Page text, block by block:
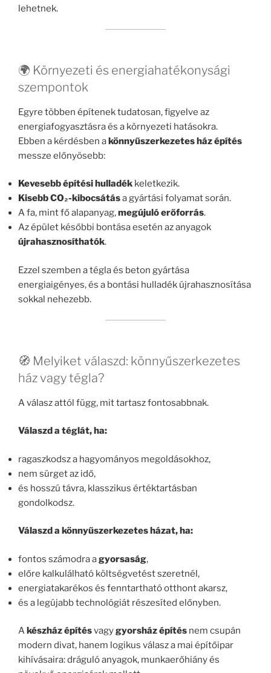
lehetnek.
🌍 Környezeti és energiahatékonysági
szempontok
Egyre többen építenek tudatosan, figyelve az
energiafogyasztásra és a környezeti hatásokra.
Ebben a kérdésben akönnyűszerkezetes ház építés
messze előnyösebb:
Kevesebb építési hulladék keletkezik.
Kisebb CO₂-kibocsátása gyártási folyamat során.
A fa, mint fő alapanyag,megújuló erőforrás.
Az épület későbbi bontása esetén az anyagok
újrahasznosíthatók.
Ezzel szemben a tégla és beton gyártása
energiaigényes, és a bontási hulladék újrahasznosítása
sokkal nehezebb.
🧭 Melyiket válaszd: könnyűszerkezetes
ház vagy tégla?
A válasz attól függ, mit tartasz fontosabbnak.
Válaszd a téglát, ha:
ragaszkodsz a hagyományos megoldásokhoz,
nem sürget az idő,
és hosszú távra, klasszikus értéktartásban
gondolkodsz.
Válaszd a könnyűszerkezetes házat, ha:
fontos számodra agyorsaság,
előre kalkulálható költségvetést szeretnél,
energiatakarékos és fenntartható otthont akarsz,
és a legújabb technológiát részesíted előnyben.
A készház építésvagygyorsház építés nem csupán
modern divat, hanem logikus válasz a mai építőipar
kihívásaira: dráguló anyagok, munkaerőhiány és